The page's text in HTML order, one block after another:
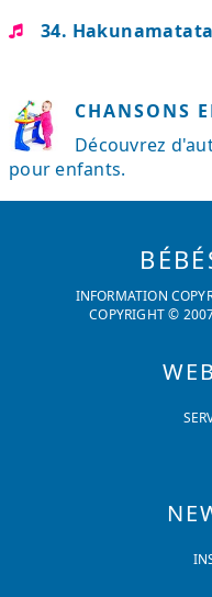
34. Hakunamatata
CHANSONS
Découvrez
pour enfants.
INFORMATION
COPYRIGHT ©